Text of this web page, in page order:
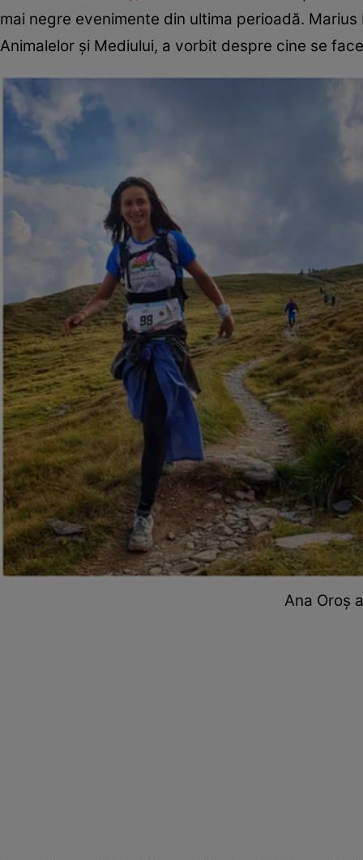
mai negre evenimente din ultima perioadă.
Animalelor și Mediului, a vorbit despre cine se
Ana Oroș